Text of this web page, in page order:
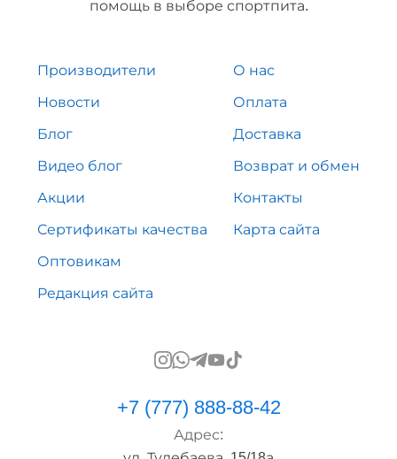
помощь в выборе спортпита.
Производители
Новости
Блог
Видео блог
Акции
Сертификаты качества
Оптовикам
Редакция сайта
О нас
Оплата
Доставка
Возврат и обмен
Контакты
Карта сайта
+7 (777) 888-88-42
Адрес: